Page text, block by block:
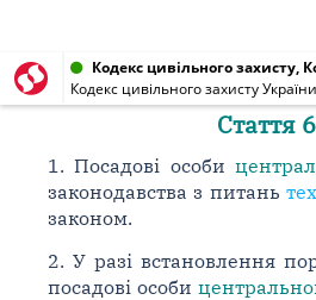
Кодекс цивільного захисту,
Кодекс цивільного захисту України